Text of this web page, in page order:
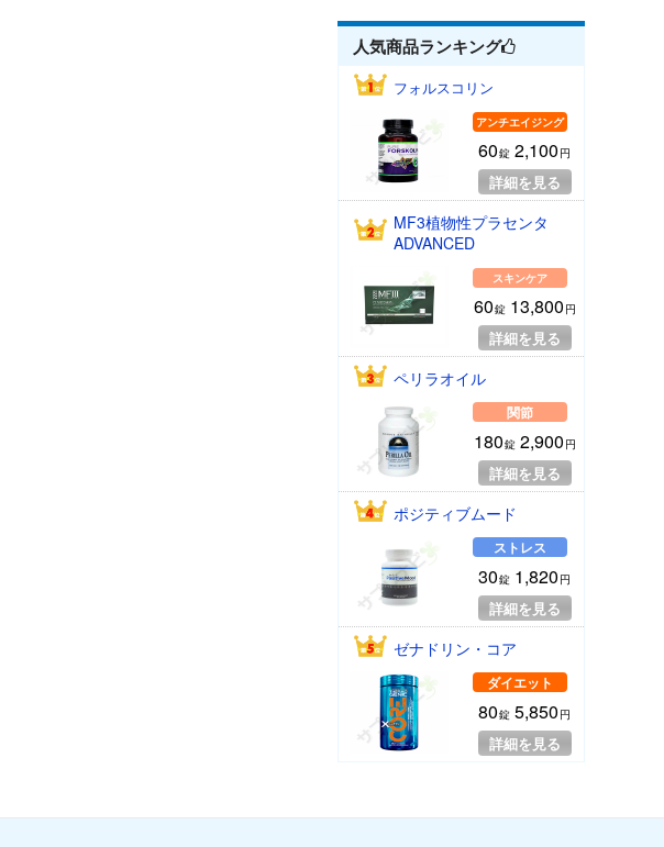
人気商品ランキング
フォルスコリン
アンチエイジング
60錠 2,100 円
詳細を見る
MF3植物性プラセンタ
ADVANCED
スキンケア
60錠13,800 円
詳細を見る
ペリラオイル
関節
180錠2,900 円
詳細を見る
ポジティブムード
ストレス
30錠 1,820 円
詳細を見る
ゼナドリン・コア
ダイエット
80錠 5,850 円
詳細を見る